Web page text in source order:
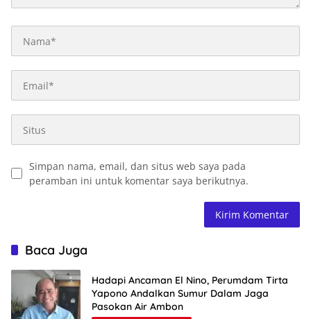
Simpan nama, email, dan situs web saya pada
peramban ini untuk komentar saya berikutnya.
Baca Juga
Hadapi Ancaman El Nino, Perumdam Tirta
Yapono Andalkan Sumur Dalam Jaga
Pasokan Air Ambon